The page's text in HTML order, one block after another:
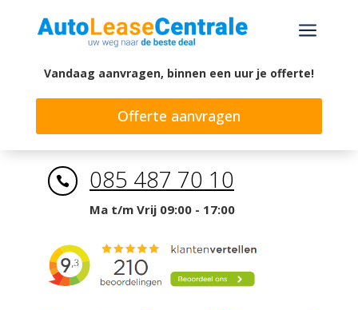
a
Vandaag aanvragen, binnen een uur je offerte!
Offerte aanvragen
 085 487 70 10
Ma t/m Vrij 09:00 - 17:00